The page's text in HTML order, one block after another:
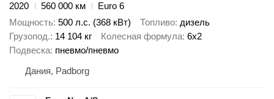
2020
560 000 км
Euro 6
Мощность 500 л.с. (368 кВт) Топливо дизель
Грузопод. 14 104 кг Колесная формула 6x2
Подвеска пневмо/пневмо
Дания, Padborg